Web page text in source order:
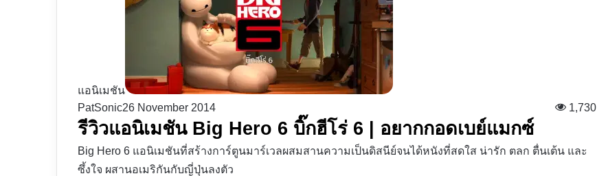
แอนิเมชัน
PatSonic26 November 2014 1,730
รีวิวแอนิเมชัน Big Hero 6 บิ๊กฮีโร่ 6 | อยากกอดเบย์แมกซ์
Big Hero 6 แอนิเมชันที่สร้างการ์ตูนมาร์เวลผสมสานความเป็นดิสนีย์จนได้หนังที่สดใส น่ารัก ตลก ตื่นเต้น และ
ซึ้งใจ ผสานอเมริกันกับญี่ปุ่นลงตัว